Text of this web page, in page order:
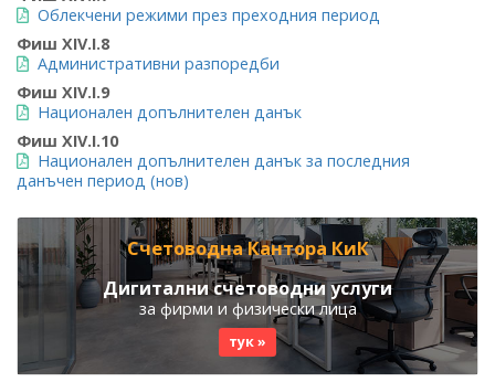
Облекчени режими през преходния период
Фиш XIV.I.8
Административни разпоредби
Фиш XIV.I.9
Национален допълнителен данък
Фиш XIV.I.10
Национален допълнителен данък за последния
данъчен период (нов)
Счетоводна Кантора КиК
Дигитални счетоводни услуги
за фирми и физически лица
тук »